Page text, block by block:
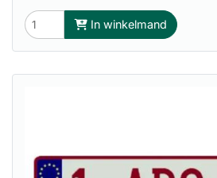
In winkelmand